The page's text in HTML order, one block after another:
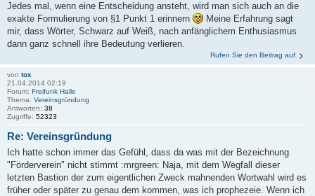
Jedes mal, wenn eine Entscheidung ansteht, wird man sich auch an die
exakte Formulierung von §1 Punkt 1 erinnern
Meine Erfahrung sagt
mir, dass Wörter, Schwarz auf Weiß, nach anfänglichem Enthusiasmus
dann ganz schnell ihre Bedeutung verlieren.
Rufen Sie den Beitrag auf
von tox
21.04.2014 02:19
Forum: Freifunk Halle
Thema: Vereinsgründung
Antworten: 38
Zugriffe: 52323
Re: Vereinsgründung
Ich hatte schon immer das Gefühl, dass da was mit der Bezeichnung
"Förderverein" nicht stimmt :mrgreen: Naja, mit dem Wegfall dieser
letzten Bastion der zum eigentlichen Zweck mahnenden Wortwahl wird es
früher oder später zu genau dem kommen, was ich prophezeie. Wenn ich